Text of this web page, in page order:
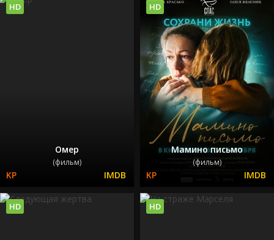
Омер
(фильм)
HD
Мамино письмо
(фильм)
HD
HD HD